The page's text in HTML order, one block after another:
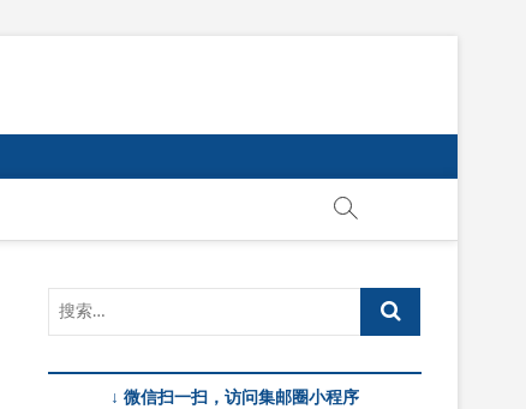
↓ 微信扫一扫，访问集邮圈小程序